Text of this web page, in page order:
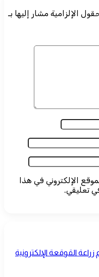
الإلزامية مشار إليها بـ
الإلكتروني في هذا
تعليقي.
القوقعة الإلكترونية